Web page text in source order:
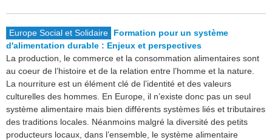
Europe Social et Solidaire
Formation pour un système
d'alimentation durable : Enjeux et perspectives
La production, le commerce et la consommation alimentaires sont
au coeur de l’histoire et de la relation entre l’homme et la nature.
La nourriture est un élément clé de l’identité et des valeurs
culturelles des hommes. En Europe, il n’existe donc pas un seul
système alimentaire mais bien différents systèmes liés et tributaires
des traditions locales. Néanmoins malgré la diversité des petits
producteurs locaux, dans l’ensemble, le système alimentaire